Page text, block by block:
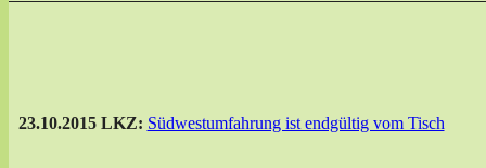
23.10.2015 LKZ: Südwestumfahrung ist endgültig vom Tisch